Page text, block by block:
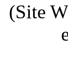
(Site